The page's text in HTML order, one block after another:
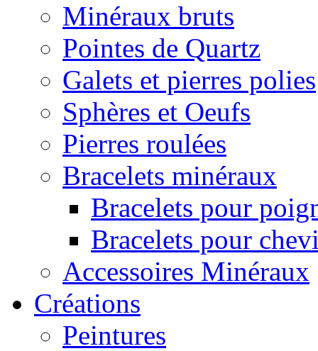
Minéraux bruts
Pointes de Quartz
Galets et pierres polies
Sphères et Oeufs
Pierres roulées
Bracelets minéraux
Bracelets pour
Bracelets pour
Accessoires Minéraux
Créations
Peintures